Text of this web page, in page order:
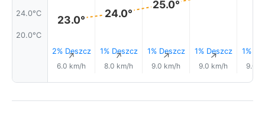
24.0°C
20.0°C
23.0°
2% Deszcz
↑
6.0 km/h
24.0°
1% Deszcz
↑
8.0 km/h
25.0°
1% Deszcz
↑
9.0 km/h
1% Deszcz
↑
9.0 km/h
1%
9.0